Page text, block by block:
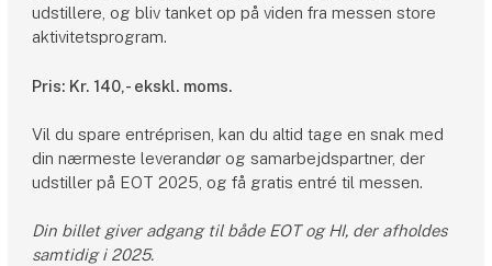
udstillere, og bliv tanket op på viden fra messen store
aktivitetsprogram.
Pris: Kr. 140,- ekskl. moms.
Vil du spare entréprisen, kan du altid tage en snak med
din nærmeste leverandør og samarbejdspartner, der
udstiller på EOT 2025, og få gratis entré til messen.
Din billet giver adgang til både EOT og HI, der afholdes
samtidig i 2025.